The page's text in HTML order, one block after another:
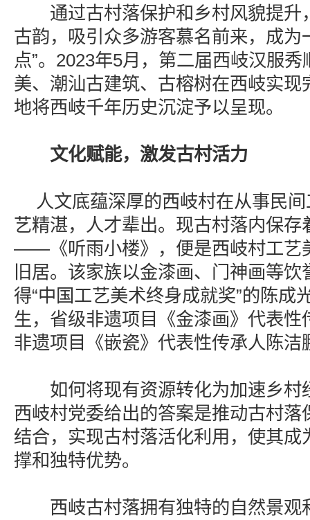
通过古村落保护和乡村风貌提升
古韵，吸引众多游客慕名前来，成为
点”。2023年5月，第二届西岐汉服
美、潮汕古建筑、古榕树在西岐实现
地将西岐千年历史沉淀予以呈现。
文化赋能，激发古村活力
人文底蕴深厚的西岐村在从事民
艺精湛，人才辈出。现古村落内保存
——《听雨小楼》，便是西岐村工艺
旧居。该家族以金漆画、门神画等
得“中国工艺美术终身成就奖”的陈成
生，省级非遗项目《金漆画》代表性
非遗项目《嵌瓷》代表性传承人陈洁
如何将现有资源转化为加速乡村
西岐村党委给出的答案是推动古村落
结合，实现古村落活化利用，使其成
撑和独特优势。
西岐古村落拥有独特的自然景观